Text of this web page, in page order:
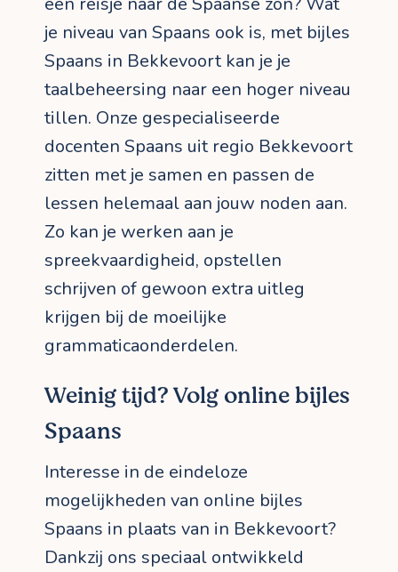
je niveau van Spaans ook is, met bijles
Spaans in Bekkevoort kan je je
taalbeheersing naar een hoger niveau
tillen. Onze gespecialiseerde
docenten Spaans uit regio Bekkevoort
zitten met je samen en passen de
lessen helemaal aan jouw noden aan.
Zo kan je werken aan je
spreekvaardigheid, opstellen
schrijven of gewoon extra uitleg
krijgen bij de moeilijke
grammaticaonderdelen.
Weinig tijd? Volg online bijles
Spaans
Interesse in de eindeloze
mogelijkheden van online bijles
Spaans in plaats van in Bekkevoort?
Dankzij ons speciaal ontwikkeld